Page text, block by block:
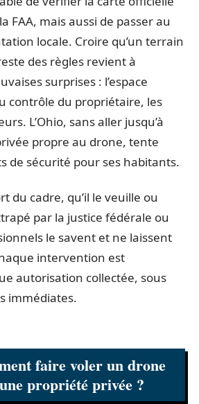
FAA, mais aussi de passer au
locale. Croire qu’un terrain
des règles revient à
surprises : l’espace
contrôle du propriétaire, les
L’Ohio, sans aller jusqu’à
propre au drone, tente
de sécurité pour ses habitants.
du cadre, qu’il le veuille ou
par la justice fédérale ou
le savent et ne laissent
intervention est
autorisation collectée, sous
immédiates.
faire voler un drone
propriété privée ?